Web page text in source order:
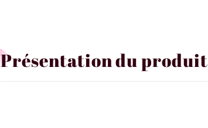
Présentation du produit